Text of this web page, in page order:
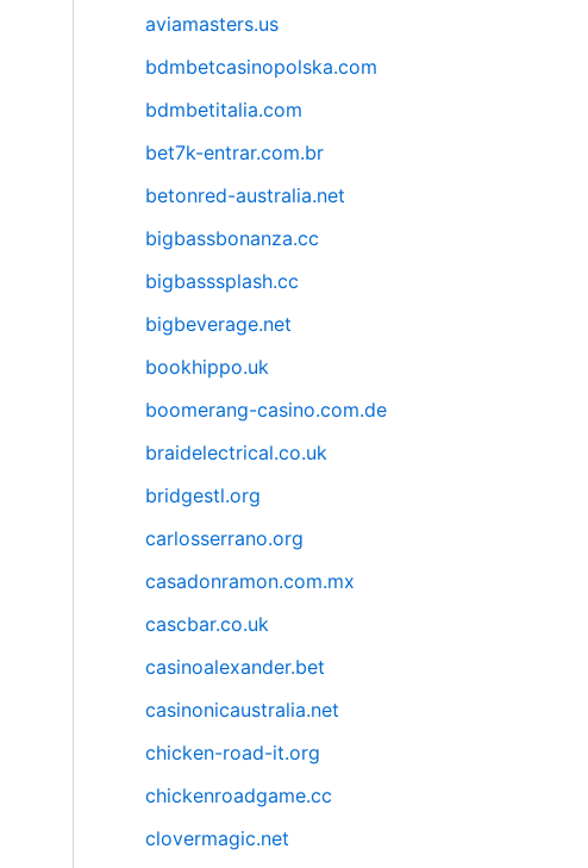
aviamasters.us
bdmbetcasinopolska.com
bdmbetitalia.com
bet7k-entrar.com.br
betonred-australia.net
bigbassbonanza.cc
bigbasssplash.cc
bigbeverage.net
bookhippo.uk
boomerang-casino.com.de
braidelectrical.co.uk
bridgestl.org
carlosserrano.org
casadonramon.com.mx
cascbar.co.uk
casinoalexander.bet
casinonicaustralia.net
chicken-road-it.org
chickenroadgame.cc
clovermagic.net